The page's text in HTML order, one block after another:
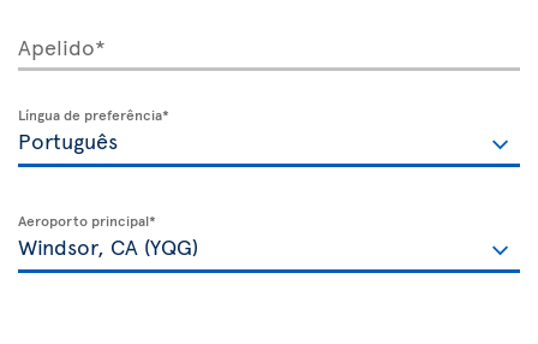
Apelido*
Língua de preferência*
Aeroporto principal*